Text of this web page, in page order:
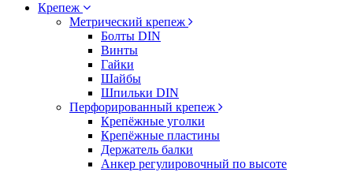
Крепеж
Метрический крепеж
Болты DIN
Винты
Гайки
Шайбы
Шпильки DIN
Перфорированный крепеж
Крепёжные уголки
Крепёжные пластины
Держатель балки
Анкер регулировочный по высоте